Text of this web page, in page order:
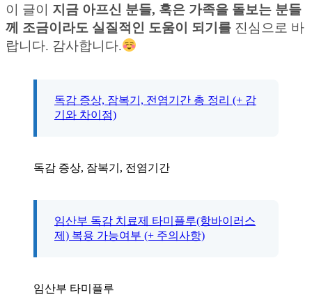
이 글이 지금 아프신 분들, 혹은 가족을 돌보는 분들
께 조금이라도 실질적인 도움이 되기를 진심으로 바
랍니다. 감사합니다.
독감 증상, 잠복기, 전염기간 총 정리 (+ 감
기와 차이점)
독감 증상, 잠복기, 전염기간
임산부 독감 치료제 타미플루(항바이러스
제) 복용 가능여부 (+ 주의사항)
임산부 타미플루